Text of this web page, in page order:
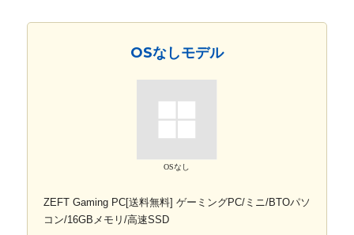
OSなしモデル
OSなし
ZEFT Gaming PC[送料無料] ゲーミングPC/ミニ/BTOパソ
コン/16GBメモリ/高速SSD